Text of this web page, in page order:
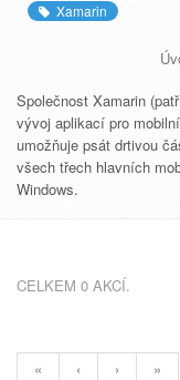
Xamarin
Společnost Xamarin
vývoj aplikací pro
umožňuje psát drtivou
všech třech hlavních
Windows.
CELKEM 0 AKCÍ.
« ‹ › »